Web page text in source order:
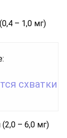
1,0 мг)
схватки
– 6,0 мг)